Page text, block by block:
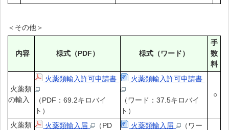
＜その他＞
内容 様式（PDF） 様式（ワード）
手
数
料
火薬類
の輸入
火薬類輸入許可申請書
（PDF：69.2キロバイ
ト）
火薬類輸入許可申請書
（ワード：37.5キロバイ
ト）
○
火薬類
火薬類輸入届
（PD
火薬類輸入届
（ワー